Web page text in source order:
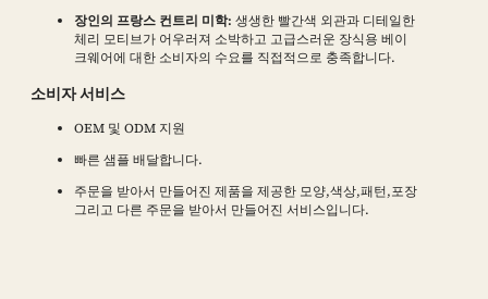
장인의 프랑스 컨트리 미학: 생생한 빨간색 외관과 디테일한
체리 모티브가 어우러져 소박하고 고급스러운 장식용 베이
크웨어에 대한 소비자의 수요를 직접적으로 충족합니다.
소비자 서비스
OEM 및 ODM 지원
빠른 샘플 배달합니다.
주문을 받아서 만들어진 제품을 제공한 모양,색상,패턴,포장
그리고 다른 주문을 받아서 만들어진 서비스입니다.